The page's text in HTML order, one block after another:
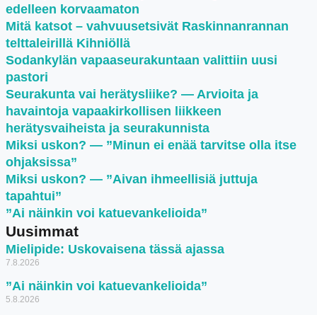
edelleen korvaamaton
Mitä katsot – vahvuusetsivät Raskinnanrannan
telttaleirillä Kihniöllä
Sodankylän vapaaseurakuntaan valittiin uusi
pastori
Seurakunta vai herätysliike? — Arvioita ja
havaintoja vapaakirkollisen liikkeen
herätysvaiheista ja seurakunnista
Miksi uskon? — ”Minun ei enää tarvitse olla itse
ohjaksissa”
Miksi uskon? — ”Aivan ihmeellisiä juttuja
tapahtui”
”Ai näinkin voi katuevankelioida”
Uusimmat
Mielipide: Uskovaisena tässä ajassa
7.8.2026
”Ai näinkin voi katuevankelioida”
5.8.2026